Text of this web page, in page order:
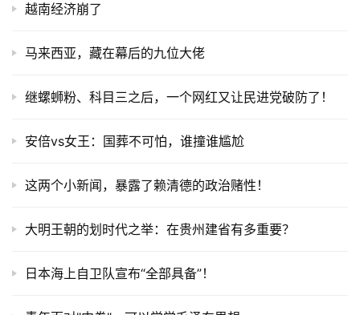
越南经济崩了
马来西亚，藏在幕后的九位大佬
继螺蛳粉、科目三之后，一个网红又让民进党破防了！
安倍vs女王：国葬不可怕，谁撞谁尴尬
这两个小新闻，暴露了赖清德的政治赌性！
大明王朝的划时代之举：在贵州建省有多重要？
日本海上自卫队宣布“全部具备”！